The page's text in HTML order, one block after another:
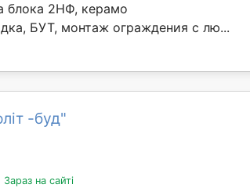
блока 2НФ, керамо
БУТ, монтаж ограждения с лю...
-буд"
Зараз на сайті